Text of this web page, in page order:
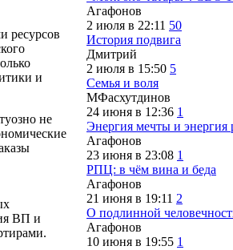
ресурсов
и
не
ВП и
Агафонов
2 июля в 22:11 50
История подвига
Дмитрий
2 июля в 15:50 5
Семья и воля
МФасхутдинов
24 июня в 12:36 1
Энергия мечты и энергия
Агафонов
23 июня в 23:08 1
РПЦ: в чём вина и беда
Агафонов
21 июня в 19:11 2
О подлинной
Агафонов
10 июня в 19:55 1